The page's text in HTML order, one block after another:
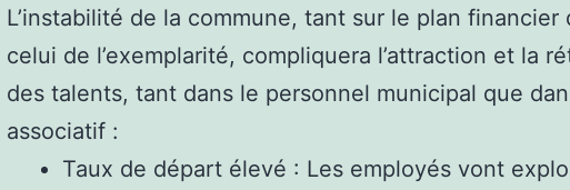
L’instabilité de la commune, tant sur le plan financier
celui de l’exemplarité, compliquera l’attraction et la
des talents, tant dans le personnel municipal que
associatif :
Taux de départ élevé : Les employés vont